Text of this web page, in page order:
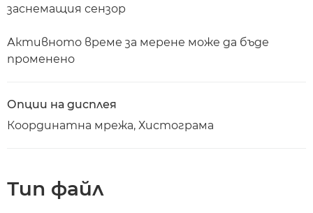
заснемащия сензор
Активното време за мерене може да бъде
променено
Опции на дисплея
Координатна мрежа, Хистограма
Тип файл